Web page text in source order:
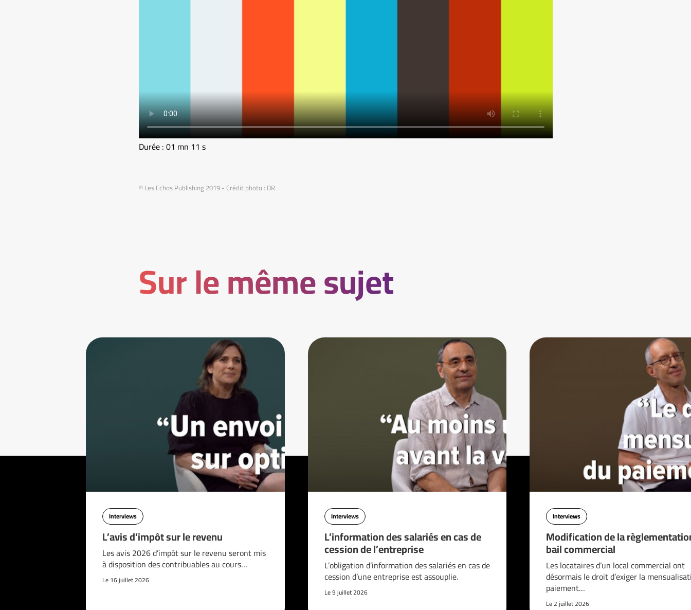
Durée : 01 mn 11 s
© Les Echos Publishing 2019 - Crédit photo : DR
Sur le même sujet
Interviews
L’avis d’impôt sur le revenu
Les avis 2026 d’impôt sur le revenu seront mis
à disposition des contribuables au cours…
Le 16 juillet 2026
Interviews
L’information des salariés en cas de
cession de l’entreprise
L’obligation d’information des salariés en cas de
cession d’une entreprise est assouplie.
Le 9 juillet 2026
Interviews
Modification de la
bail commercial
Les locataires d’un local commercial ont
désormais le droit d’exiger la
paiement…
Le 2 juillet 2026